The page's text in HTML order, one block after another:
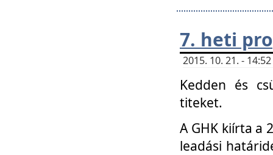
7. heti
2015. 10. 21. -
Kedden és
titeket.
A GHK kiírta a
leadási